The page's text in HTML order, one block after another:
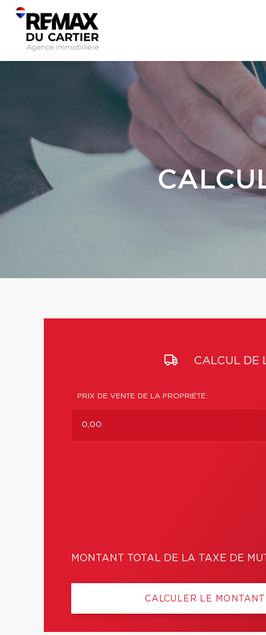
CALCUL DE
PRIX DE VENTE DE LA PROPRIÉTÉ:
MONTANT TOTAL DE LA TAXE DE
CALCULER LE